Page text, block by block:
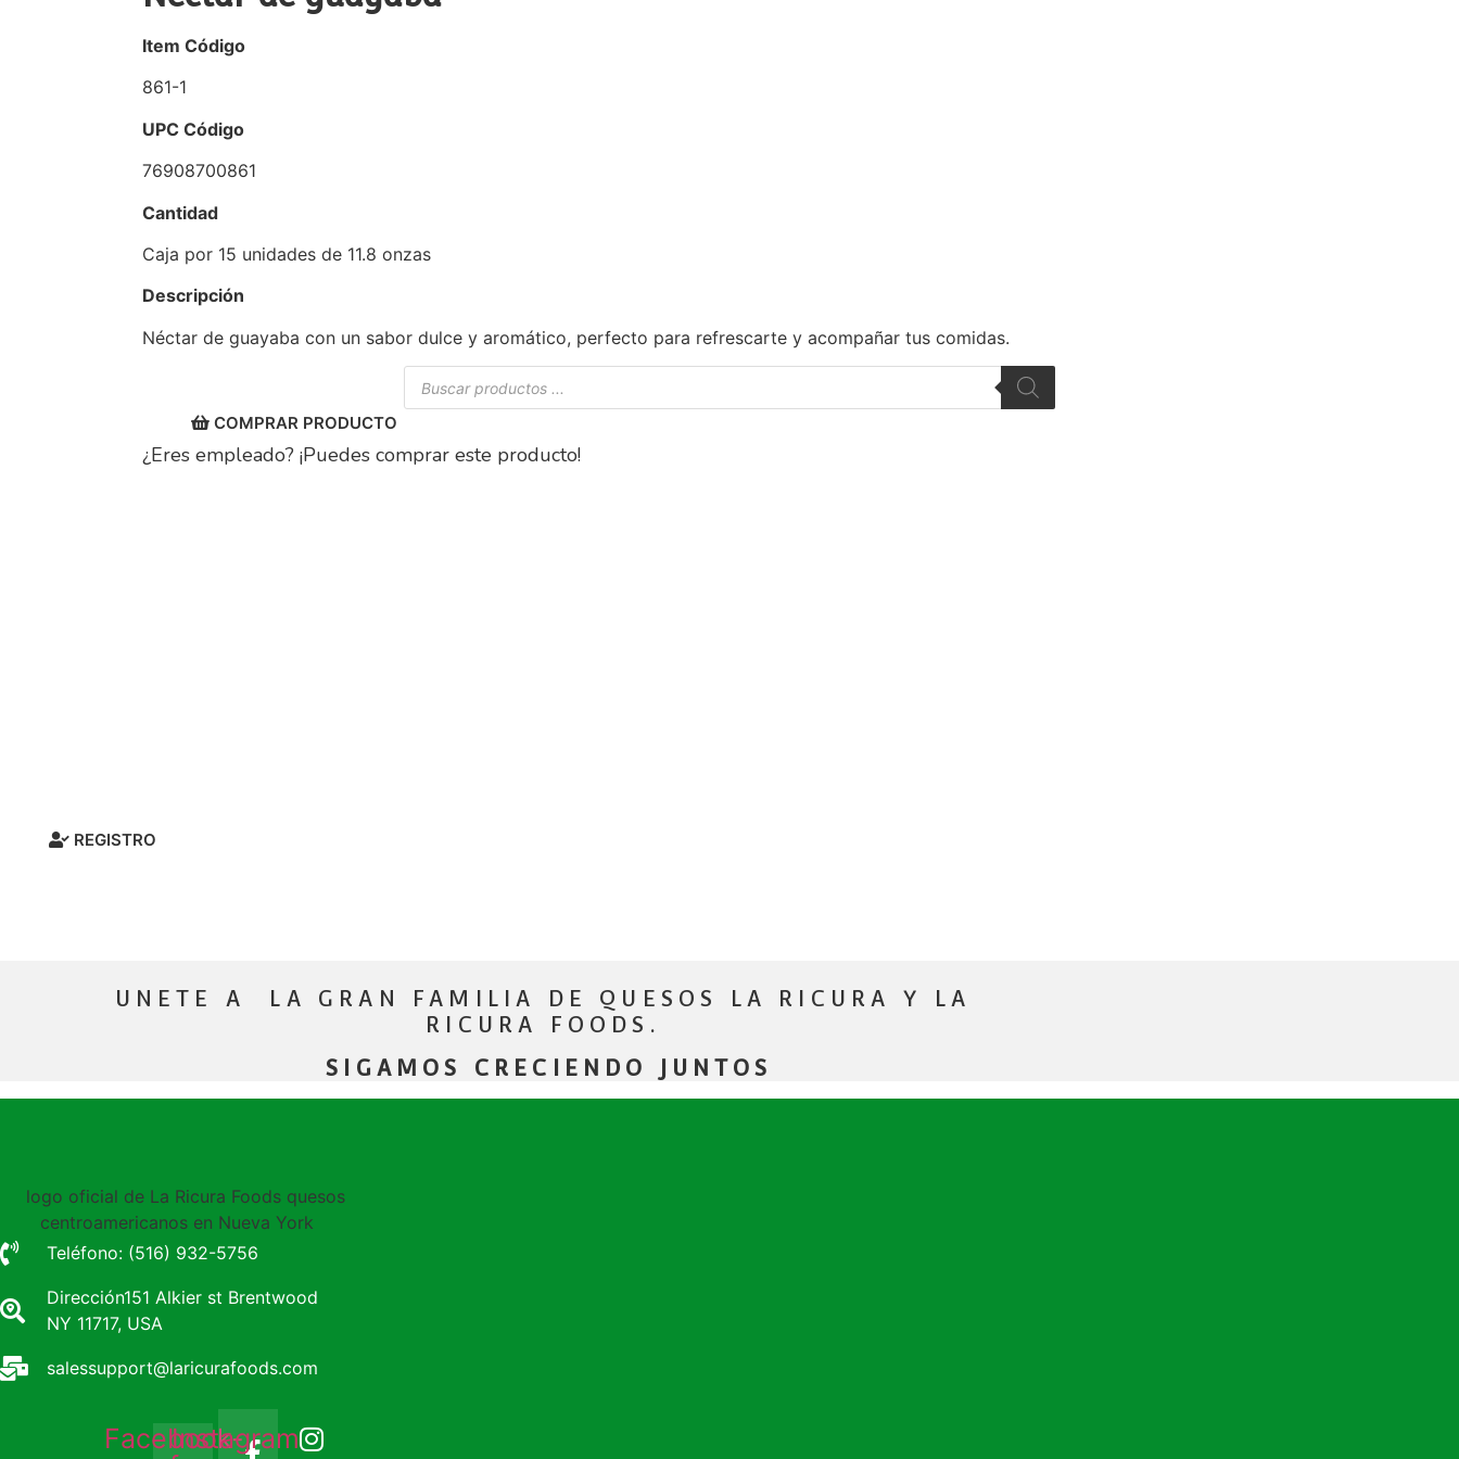
Item Código
861-1
UPC Código
76908700861
Cantidad
Caja por 15 unidades de 11.8 onzas
Descripción
Néctar de guayaba con un sabor dulce y aromático, perfecto para refrescarte y acompañar tus comidas.
Búsqueda
de
productos
COMPRAR PRODUCTO
¿Eres empleado? ¡Puedes comprar este producto!
REGISTRO
UNETE A LA GRAN FAMILIA DE QUESOS LA RICURA Y LA
RICURA FOODS.
SIGAMOS CRECIENDO JUNTOS
Teléfono: (516) 932-5756
Dirección151 Alkier st Brentwood
NY 11717, USA
salessupport@laricurafoods.com
Facebook-
Instagram